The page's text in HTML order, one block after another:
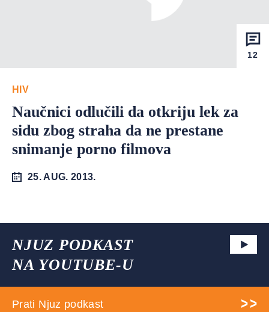
12
HIV
Naučnici odlučili da otkriju lek za
sidu zbog straha da ne prestane
snimanje porno filmova
25. AUG. 2013.
NJUZ PODKAST
NA YOUTUBE-U
Prati Njuz podkast